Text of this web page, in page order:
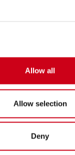
Allow all
Allow selection
Deny